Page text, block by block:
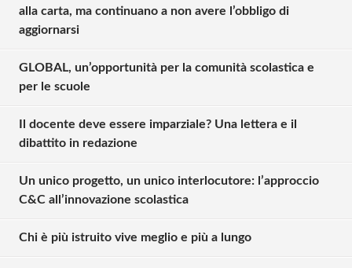
alla carta, ma continuano a non avere l’obbligo di
aggiornarsi
GLOBAL, un’opportunità per la comunità scolastica e
per le scuole
Il docente deve essere imparziale? Una lettera e il
dibattito in redazione
Un unico progetto, un unico interlocutore: l’approccio
C&C all’innovazione scolastica
Chi è più istruito vive meglio e più a lungo